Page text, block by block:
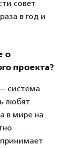
совет
в год и
о
проекта?
система
любят
в мире на